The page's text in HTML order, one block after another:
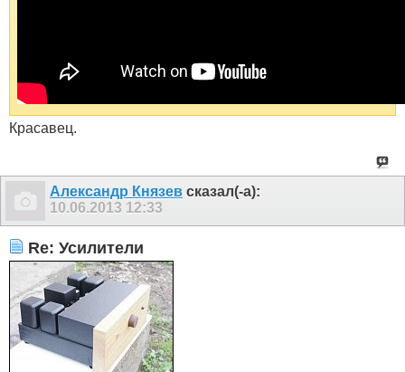
Красавец.
Александр Князев сказал(-а):
10.06.2013 12:33
Re: Усилители